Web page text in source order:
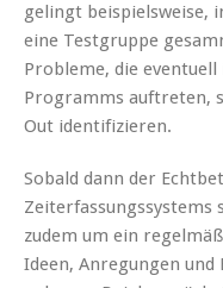
gelingt beispielsweise,
eine Testgruppe
Probleme, die
Programms auftreten,
Out identifizieren.
Sobald dann der
zudem um ein
Ideen, Anregungen